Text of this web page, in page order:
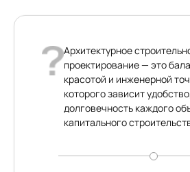
Архитектурное
проектирование — это
красотой и инженерной
которого зависит
долговечность каждого
капитального